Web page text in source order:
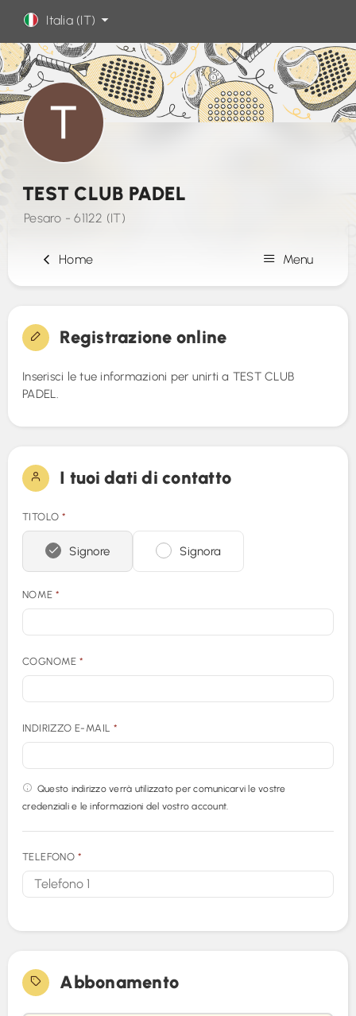
Italia (IT)
TEST CLUB PADEL
Pesaro - 61122 (IT)
Home Menu
Contatto
Foto (0)
Registrazione online
Inserisci le tue informazioni per unirti a TEST CLUB
PADEL.
I tuoi dati di contatto
TITOLO *
Signore Signora
NOME *
COGNOME*
INDIRIZZO E-MAIL *
Questo indirizzo verrà utilizzato per comunicarvi le vostre
credenziali e le informazioni del vostro account.
TELEFONO *
Abbonamento